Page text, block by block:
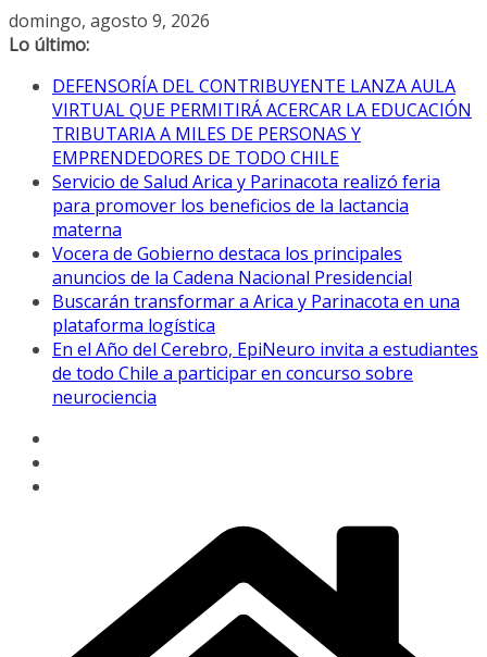
Saltar
al
domingo, agosto 9, 2026
Lo último:
DEFENSORÍA DEL CONTRIBUYENTE LANZA AULA
VIRTUAL QUE PERMITIRÁ ACERCAR LA EDUCACIÓN
TRIBUTARIA A MILES DE PERSONAS Y
EMPRENDEDORES DE TODO CHILE
Servicio de Salud Arica y Parinacota realizó feria
para promover los beneficios de la lactancia
materna
Vocera de Gobierno destaca los principales
anuncios de la Cadena Nacional Presidencial
Buscarán transformar a Arica y Parinacota en una
plataforma logística
En el Año del Cerebro, EpiNeuro invita a estudiantes
de todo Chile a participar en concurso sobre
neurociencia